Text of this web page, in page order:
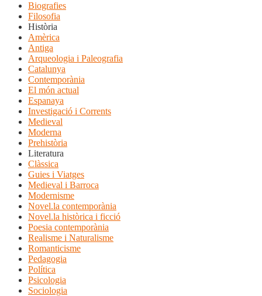
Biografies
Filosofia
Història
Amèrica
Antiga
Arqueologia i Paleografia
Catalunya
Contemporània
El món actual
Espanaya
Investigació i Corrents
Medieval
Moderna
Prehistòria
Literatura
Clàssica
Guies i Viatges
Medieval i Barroca
Modernisme
Novel.la contemporània
Novel.la històrica i ficció
Poesia contemporània
Realisme i Naturalisme
Romanticisme
Pedagogia
Política
Psicologia
Sociologia